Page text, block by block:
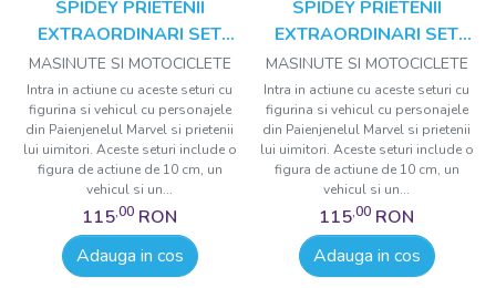
SPIDEY PRIETENII
EXTRAORDINARI SET
MASINUTA SI FIGURINA
SI ACCESORIU IRON MAN
MASINUTE SI MOTOCICLETE
Intra in actiune cu aceste seturi cu
figurina si vehicul cu personajele
din Paienjenelul Marvel si prietenii
lui uimitori. Aceste seturi include o
figura de actiune de 10 cm, un
vehicul si un...
115,00 RON
Adauga in cos
SPIDEY PRIETENII
EXTRAORDINARI SET
MASINUTA SI FIGURINA
SI ACCESORIU SPIDEY
MASINUTE SI MOTOCICLETE
Intra in actiune cu aceste seturi cu
figurina si vehicul cu personajele
din Paienjenelul Marvel si prietenii
lui uimitori. Aceste seturi include o
figura de actiune de 10 cm, un
vehicul si un...
115,00 RON
Adauga in cos